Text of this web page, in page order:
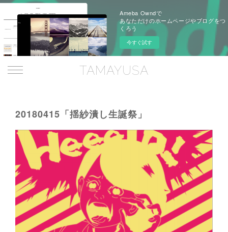
Ameba Owndで
あなただけのホームページやブログをつ
くろう
今すぐ試す
TAMAYUSA
20180415「揺紗潰し生誕祭」